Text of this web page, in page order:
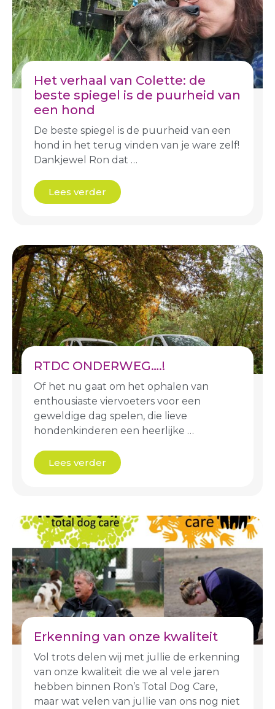
Het verhaal van Colette: de
beste spiegel is de puurheid van
een hond
De beste spiegel is de puurheid van een
hond in het terug vinden van je ware zelf!
Dankjewel Ron dat …
Lees verder
RTDC ONDERWEG….!
Of het nu gaat om het ophalen van
enthousiaste viervoeters voor een
geweldige dag spelen, die lieve
hondenkinderen een heerlijke …
Lees verder
Erkenning van onze kwaliteit
Vol trots delen wij met jullie de erkenning
van onze kwaliteit die we al vele jaren
hebben binnen Ron’s Total Dog Care,
maar wat velen van jullie van ons nog niet